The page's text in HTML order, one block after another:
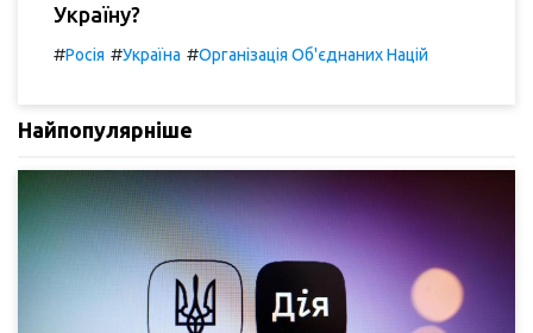
Україну?
#Росія #Україна #Організація Об'єднаних Націй
Найпопулярніше